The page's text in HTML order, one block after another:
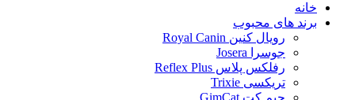
خانه
برند های محبوب
رویال کنین Royal Canin
جوسرا Josera
رفلکس پلاس Reflex Plus
تریکسی Trixie